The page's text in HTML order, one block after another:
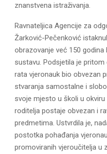
znanstvena istraživanja.
Ravnateljica Agencije za
Žarković-Pečenković
obrazovanje već 150
sustavu. Podsjetila je
rata vjeronauk bio obvezan
stvaranja samostalne i
svoje mjesto u školi u
roditelja postaje obvezan i
predmetima. Ustvrdila je,
postotka pohađanja
promoviranih vjeroučitelja u